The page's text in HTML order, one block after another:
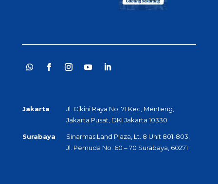
Jakarta
Jl. Cikini Raya No. 71 Kec, Menteng,
Jakarta Pusat, DKI Jakarta 10330
Surabaya
Sinarmas Land Plaza, Lt. 8 Unit 801-803,
Jl. Pemuda No. 60 – 70 Surabaya, 60271